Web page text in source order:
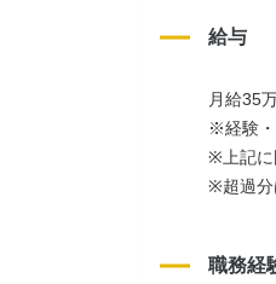
給与
月給35
※経験・
※上記に
※超過分
職務経